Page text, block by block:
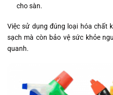
cho sàn.
Việc sử dụng đúng loại hóa chất
sạch mà còn bảo vệ sức khỏe
quanh.